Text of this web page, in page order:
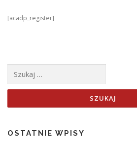
[acadp_register]
OSTATNIE WPISY